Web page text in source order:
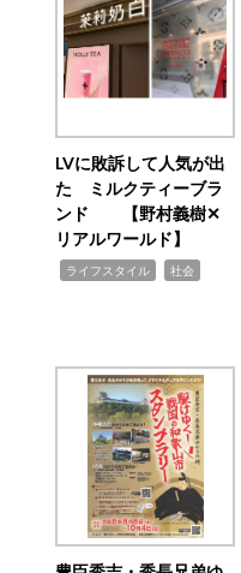
LVに敗訴して人気が出
た ミルクティーブラ
ンド 【野村義樹✕
リアルワールド】
ライフスタイル 社会